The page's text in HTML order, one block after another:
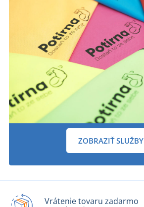
ZOBRAZIŤ SLUŽBY
Vrátenie tovaru zadarmo